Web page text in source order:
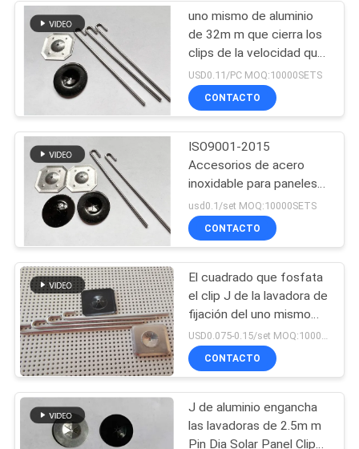
RECORRIDO
POR
FÁBRICA
CONTROL
CALIDAD
CONTÁCTENOS
NOTICIAS
CASOS
DE
TRABAJO
Pernos del ancla del
aislamiento
Pañería de la malla
metálica
113
malla de alambre
arquitectónica
113
uno mismo de aluminio
de 32m m que cierra los
clips de la velocidad que
fijan la malla de alambre
de la soldadura para la
impermeabilización solar
USD0.11/PC MOQ:10000SETS
CONTACTO
ISO9001-2015
Accesorios de acero
inoxidable para paneles
solares de protección de
aves
usd0.1/set MOQ:10000SETS
CONTACTO
El cuadrado que fosfata
el clip J de la lavadora de
fijación del uno mismo
engancha para el panel
solar Mesh Fixing
USD0.075-0.15/set MOQ:10000sets
CONTACTO
J de aluminio engancha
las lavadoras de 2.5m m
Pin Dia Solar Panel Clips